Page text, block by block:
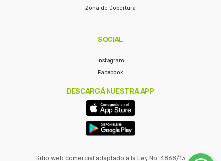
Zona de Cobertura
SOCIAL
Instagram
Facebook
DESCARGÁ NUESTRA APP
Sitio web comercial adaptado a la Ley No. 4868/13